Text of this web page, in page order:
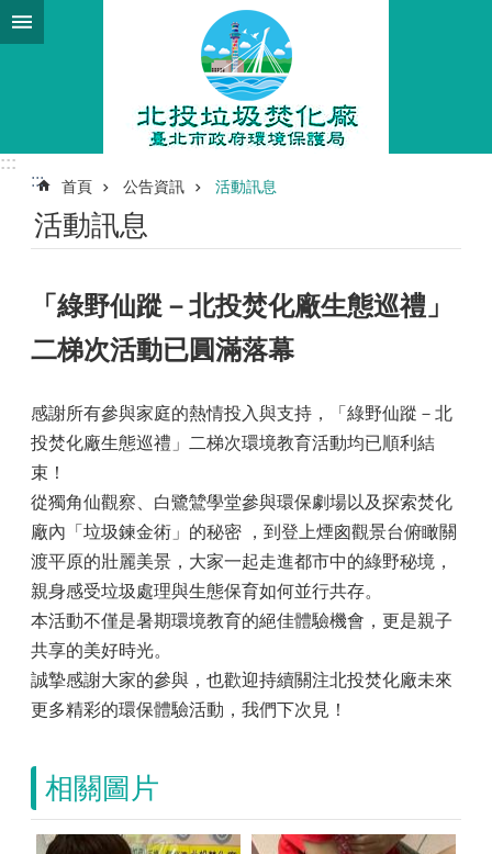
跳到主要內容區塊
:::
:::
首頁 公告資訊 活動訊息
活動訊息
「綠野仙蹤－北投焚化廠生態巡禮」
二梯次活動已圓滿落幕
感謝所有參與家庭的熱情投入與支持，「綠野仙蹤－北
投焚化廠生態巡禮」二梯次環境教育活動均已順利結
束！
從獨角仙觀察、白鷺鷥學堂參與環保劇場以及探索焚化
廠內「垃圾鍊金術」的秘密 ，到登上煙囪觀景台俯瞰關
渡平原的壯麗美景，大家一起走進都市中的綠野秘境，
親身感受垃圾處理與生態保育如何並行共存。
本活動不僅是暑期環境教育的絕佳體驗機會，更是親子
共享的美好時光。
誠摯感謝大家的參與，也歡迎持續關注北投焚化廠未來
更多精彩的環保體驗活動，我們下次見！
相關圖片